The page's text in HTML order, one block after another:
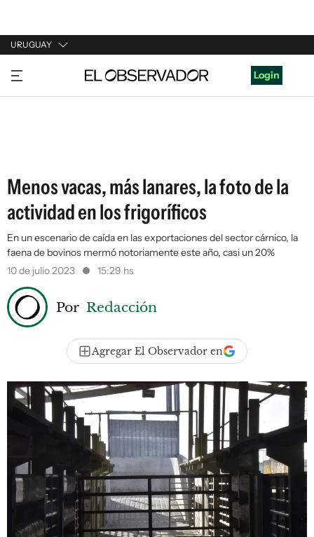
URUGUAY
URUGUAY
ARGENTINA
Login
Menos vacas, más lanares, la foto de la
actividad en los frigoríficos
En un escenario de caída en las exportaciones del sector cárnico, la
faena de bovinos mermó notoriamente este año, casi un 20%
10 de julio 2023
15:29 hs
Por Redacción
Agregar El Observador en